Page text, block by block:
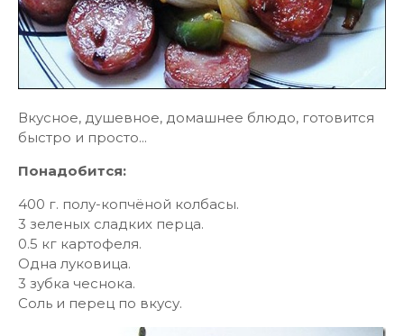
Вкусное, душевное, домашнее блюдо, готовится
быстро и просто...
Понадобится:
400 г. полу-копчёной колбасы.
3 зеленых сладких перца.
0.5 кг картофеля.
Одна луковица.
3 зубка чеснока.
Соль и перец по вкусу.